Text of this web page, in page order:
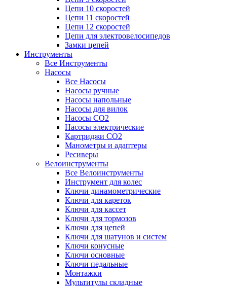
Цепи 10 скоростей
Цепи 11 скоростей
Цепи 12 скоростей
Цепи для электровелосипедов
Замки цепей
Инструменты
Все Инструменты
Насосы
Все Насосы
Насосы ручные
Насосы напольные
Насосы для вилок
Насосы CO2
Насосы электрические
Картриджи CO2
Манометры и адаптеры
Ресиверы
Велоинструменты
Все Велоинструменты
Инструмент для колес
Ключи динамометрические
Ключи для кареток
Ключи для кассет
Ключи для тормозов
Ключи для цепей
Ключи для шатунов и систем
Ключи конусные
Ключи основные
Ключи педальные
Монтажки
Мультитулы складные